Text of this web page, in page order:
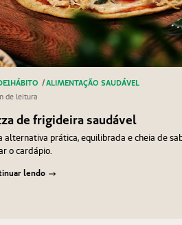
/ALIMENTAÇÃO SAUDÁVEL
de leitura
de frigideira saudável
alternativa prática, equilibrada e cheia de
o cardápio.
lendo